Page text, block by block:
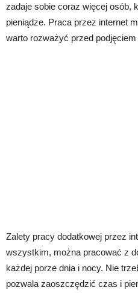
zadaje sobie coraz więcej osób,
pieniądze. Praca przez internet
warto rozważyć przed
Zalety pracy dodatkowej przez
wszystkim, można pracować z
każdej porze dnia i nocy. Nie
pozwala zaoszczędzić czas i